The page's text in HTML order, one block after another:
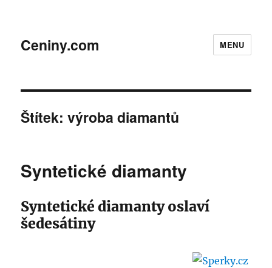
Ceniny.com MENU
Štítek:výroba diamantů
Syntetické diamanty
Syntetické diamanty oslaví
šedesátiny